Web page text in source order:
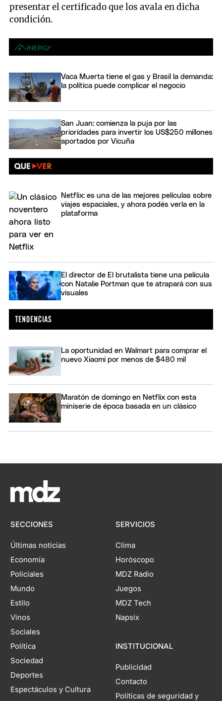
presentar el certificado que los avala en dicha
condición.
Vaca Muerta tiene el gas y Brasil la demanda:
la política puede complicar el negocio
San Juan: comienza la puja por las
prioridades para invertir los US$250 millones
aportados por Vicuña
Netflix: es una de las mejores películas sobre
viajes espaciales, y ahora podés verla en la
plataforma
El director de El brutalista tiene una película
con Natalie Portman que te atrapará con sus
visuales
La oportunidad en Walmart para comprar el
nuevo Xiaomi por menos de $480 mil
Maratón de domingo en Netflix con esta
miniserie de época basada en un clásico
SECCIONES
Últimas noticias
Economía
Policiales
Mundo
Estilo
Vinos
Sociales
Política
Sociedad
Deportes
Espectáculos y Cultura
SERVICIOS
Clima
Horóscopo
MDZ Radio
Juegos
MDZ Tech
Napsix
INSTITUCIONAL
Publicidad
Contacto
Políticas de seguridad y